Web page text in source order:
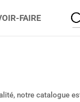
FAIRE
notre catalogue